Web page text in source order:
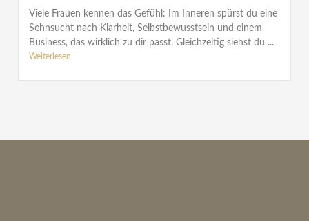
Viele Frauen kennen das Gefühl: Im Inneren spürst du eine
Sehnsucht nach Klarheit, Selbstbewusstsein und einem
Business, das wirklich zu dir passt. Gleichzeitig siehst du ...
Weiterlesen